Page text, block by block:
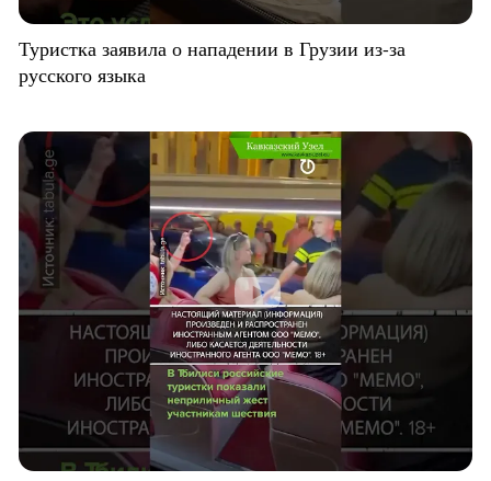
Туристка заявила о нападении в Грузии из-за
русского языка